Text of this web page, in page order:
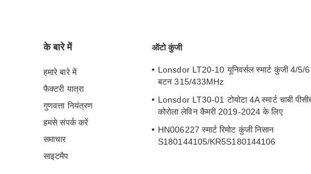
के बारे में
हमारे बारे में
फैक्टरी यात्रा
गुणवत्ता नियंत्रण
हमसे संपर्क करें
समाचार
साइटमैप
ऑटो कुंजी
Lonsdor LT20-10 यूनिवर्सल स्मार्ट कुंजी 4/5/6
बटन 315/433MHz
Lonsdor LT30-01 टोयोटा 4A स्मार्ट चाबी
कोरोला लेविन कैमरी 2019-2024 के लिए
HN006227 स्मार्ट रिमोट कुंजी निसान
S180144105/KR5S180144106